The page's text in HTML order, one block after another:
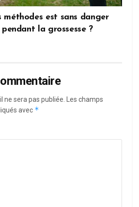
méthodes est sans danger
la grossesse ?
ne sera pas publiée.
Les champs
avec *